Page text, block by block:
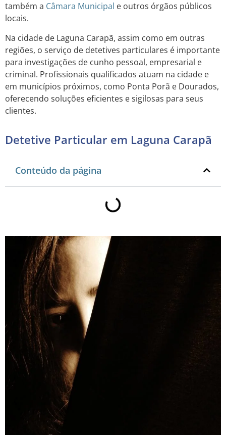
também a Câmara Municipal e outros órgãos públicos
locais.
Na cidade de Laguna Carapã, assim como em outras
regiões, o serviço de detetives particulares é importante
para investigações de cunho pessoal, empresarial e
criminal. Profissionais qualificados atuam na cidade e
em municípios próximos, como Ponta Porã e Dourados,
oferecendo soluções eficientes e sigilosas para seus
clientes.
Detetive Particular em Laguna Carapã
Conteúdo da página